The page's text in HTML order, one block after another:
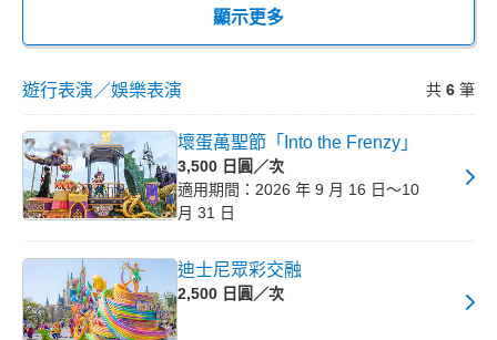
顯示更多
遊行表演／娛樂表演 共 6 筆
壞蛋萬聖節「Into the Frenzy」
3,500 日圓／次
適用期間：2026 年 9 月 16 日～10
月 31 日
迪士尼眾彩交融
2,500 日圓／次